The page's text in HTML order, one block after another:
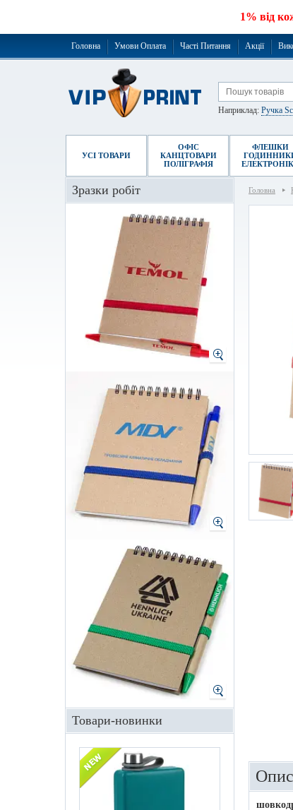
1% від
Головна Умови Оплата Часті Питання Акції
Наприклад: Ручка
УСІ ТОВАРИ
ОФІС
КАНЦТОВАРИ
ПОЛІГРАФІЯ
ФЛЕШКИ
Головна
Зразки робіт
Товари-новинки